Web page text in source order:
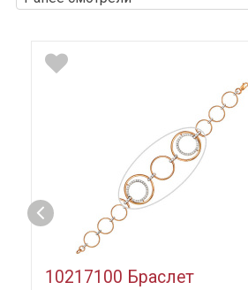
10217100 Браслет